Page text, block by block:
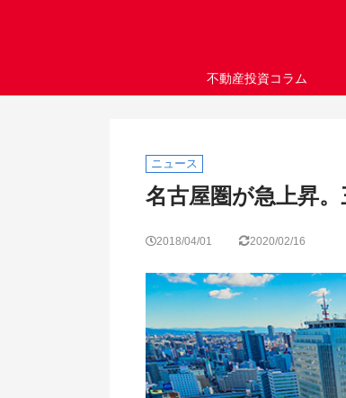
不動産投資コラム
ニュース
名古屋圏が急上昇
2018/04/01 2020/02/16